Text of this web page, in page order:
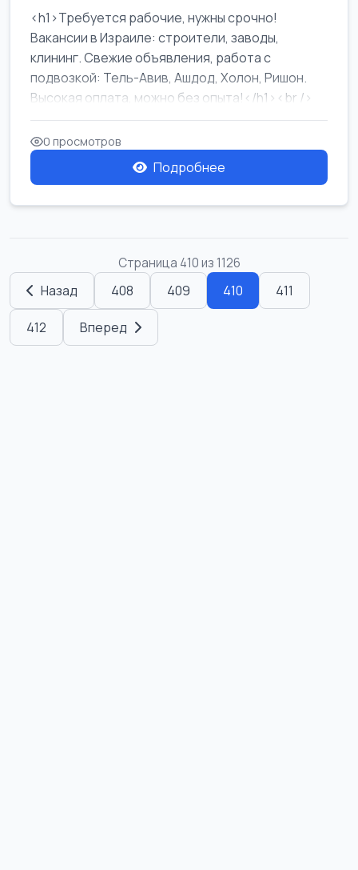
<h1>Требуется рабочие, нужны срочно!
Вакансии в Израиле: строители, заводы,
клининг. Свежие объявления, работа с
подвозкой: Тель-Авив, Ашдод, Холон, Ришон.
Высокая оплата, можно без опыта!</h1><br />
...
0 просмотров
Подробнее
Страница 410 из 1126
Назад 408 409 410 411
412 Вперед